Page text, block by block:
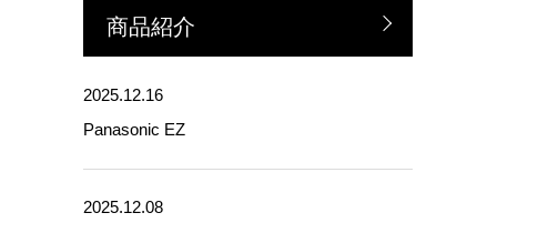
商品紹介
2025.12.16
Panasonic EZ
2025.12.08